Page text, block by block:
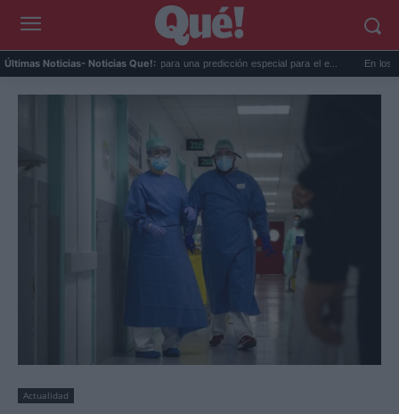
Últimas Noticias- Noticias Que!:
c... La AEMET prepara una predicción especial para el e... En los lugares
Actualidad